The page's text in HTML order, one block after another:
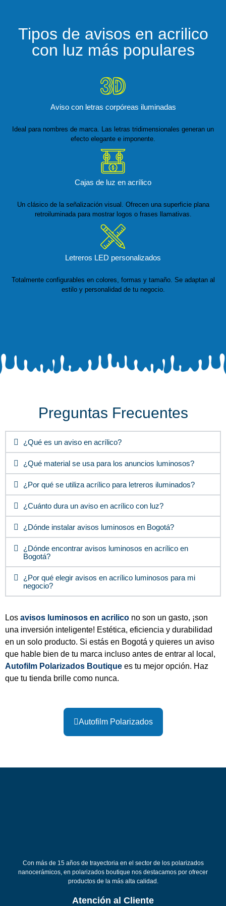
Tipos de avisos en acrilico
con luz más populares
Aviso con letras corpóreas iluminadas
Ideal para nombres de marca. Las letras tridimensionales generan un
efecto elegante e imponente.
Cajas de luz en acrílico
Un clásico de la señalización visual. Ofrecen una superficie plana
retroiluminada para mostrar logos o frases llamativas.
Letreros LED personalizados
Totalmente configurables en colores, formas y tamaño. Se adaptan al
estilo y personalidad de tu negocio.
Preguntas Frecuentes
¿Qué es un aviso en acrílico?
¿Qué material se usa para los anuncios luminosos?
¿Por qué se utiliza acrílico para letreros iluminados?
¿Cuánto dura un aviso en acrílico con luz?
¿Dónde instalar avisos luminosos en Bogotá?
¿Dónde encontrar avisos luminosos en acrílico en
Bogotá?
¿Por qué elegir avisos en acrílico luminosos para mi
negocio?
Los avisos luminosos en acrilico no son un gasto, ¡son
una inversión inteligente! Estética, eficiencia y durabilidad
en un solo producto. Si estás en Bogotá y quieres un aviso
que hable bien de tu marca incluso antes de entrar al local,
Autofilm Polarizados Boutique es tu mejor opción. Haz
que tu tienda brille como nunca.
Autofilm Polarizados
Con más de 15 años de trayectoria en el sector de los polarizados
nanocerámicos, en polarizados boutique nos destacamos por ofrecer
productos de la más alta calidad.
Atención al Cliente